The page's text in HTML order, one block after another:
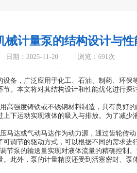
械计量泵的结构设计与性
日期：2025-11-20 浏览：691次
，广泛应用于化工、石油、制药、环保
。本文将对其结构设计和性能优化进行探
高强度铸铁或不锈钢材料制造，具有良好
下运动实现液体的吸入与排放。为了减
达或气动马达作为动力源，通过齿轮传动
调节的驱动方式，可以根据不同的需求进
泵的输送量实现对液体流量的精确控制
此外，泵的计量精度还受到活塞密封、